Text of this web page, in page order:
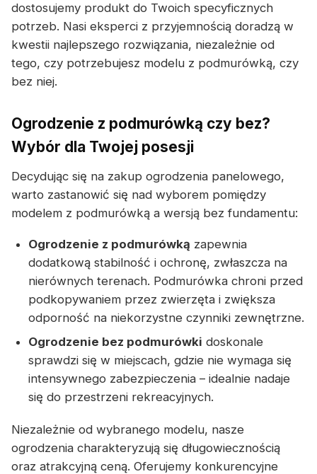
dostosujemy produkt do Twoich specyficznych
potrzeb. Nasi eksperci z przyjemnością doradzą w
kwestii najlepszego rozwiązania, niezależnie od
tego, czy potrzebujesz modelu z podmurówką, czy
bez niej.
Ogrodzenie z podmurówką czy bez?
Wybór dla Twojej posesji
Decydując się na zakup ogrodzenia panelowego,
warto zastanowić się nad wyborem pomiędzy
modelem z podmurówką a wersją bez fundamentu:
Ogrodzenie z podmurówką zapewnia
dodatkową stabilność i ochronę, zwłaszcza na
nierównych terenach. Podmurówka chroni przed
podkopywaniem przez zwierzęta i zwiększa
odporność na niekorzystne czynniki zewnętrzne.
Ogrodzenie bez podmurówki doskonale
sprawdzi się w miejscach, gdzie nie wymaga się
intensywnego zabezpieczenia – idealnie nadaje
się do przestrzeni rekreacyjnych.
Niezależnie od wybranego modelu, nasze
ogrodzenia charakteryzują się długowiecznością
oraz atrakcyjną ceną. Oferujemy konkurencyjne